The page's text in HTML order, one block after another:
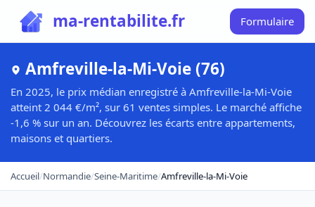
ma-rentabilite.fr Formulaire
Amfreville-la-Mi-Voie (76)
En 2025, le prix médian enregistré à Amfreville-la-Mi-Voie
atteint 2 044 €/m², sur 61 ventes simples. Le marché affiche
-1,6 % sur un an. Découvrez les écarts entre appartements,
maisons et quartiers.
Accueil/Normandie/Seine-Maritime/Amfreville-la-Mi-Voie